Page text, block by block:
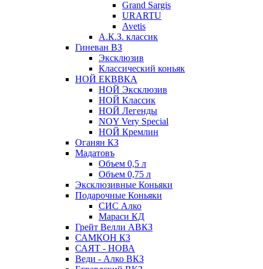
Grand Sargis
URARTU
Avetis
А.К.З. классик
Гиневан ВЗ
Эксклюзив
Классический коньяк
НОЙ ЕКВВКА
НОЙ Эксклюзив
НОЙ Классик
НОЙ Легенды
NOY Very Speсial
НОЙ Кремлин
Оганян КЗ
Мадатовъ
Объем 0,5 л
Объем 0,75 л
Эксклюзивные Коньяки
Подарочные Коньяки
СИС Алко
Мараси КД
Грейт Велли АВКЗ
САМКОН КЗ
САЯТ - НОВА
Веди - Алко ВКЗ